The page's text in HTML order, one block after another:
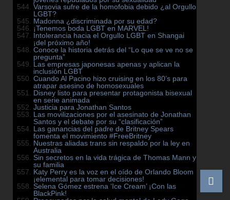
Varsovia sufre de la homofobia debido ¿al Orgullo
LGBT?
Madonna ¿discriminada por su edad?
¡Tenemos boda LGBT en MARVEL!
Intolerancia hacia el Orgullo LGBT en Shangai
¡del próximo año!
Conoce la historia detrás del “Lo que se ve no se
pregunta”
Las empresas japonesas apenas y aplican la
inclusión LGBT
Cuando Al Pacino hizo cruising en los 80’s para
atrapar asesino de homosexuales
Disney listo para presentar protagonista bisexual
en serie animada
Justicia para Jonathan Santos
Las movilizaciones por el asesinato de Jonathan
Santos y el debate por su “clasificación”
Las ganancias del padre de Britney Spears
fomenta el movimiento #FreeBritney
Nuestras aliadas trans sin respaldo por la ley en
Australia
Sin secretos en la vida trágica de Thomas Mann y
su familia
Katy Perry es la voz en el oído de Orlando Bloom
¡elemental para tomar decisiones!
Selena Gómez estrena ‘Ice Cream’ ¡Con las
BlackPink!